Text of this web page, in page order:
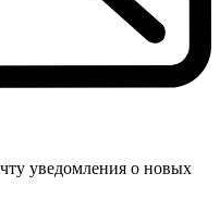
уведомления о новых